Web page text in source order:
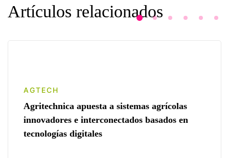
Artículos relacionados
AGTECH
Agritechnica apuesta a sistemas agrícolas
innovadores e interconectados basados en
tecnologías digitales